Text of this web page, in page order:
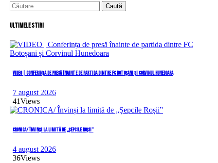
Caută
după:
Ultimele stiri
VIDEO | Conferința de presă înainte de partida dintre FC Botoșani și Corvinul Hunedoara
7 august 2026
41Views
CRONICA/ Învinși la limită de „Șepcile Roșii”
4 august 2026
36Views